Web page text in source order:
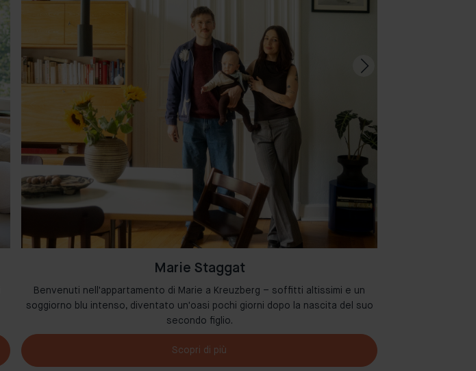
Marie Staggat
Benvenuti nell'appartamento di Marie a Kreuzberg – soffitti altissimi e un
soggiorno blu intenso, diventato un'oasi pochi giorni dopo la nascita del suo
secondo figlio.
Scopri di più